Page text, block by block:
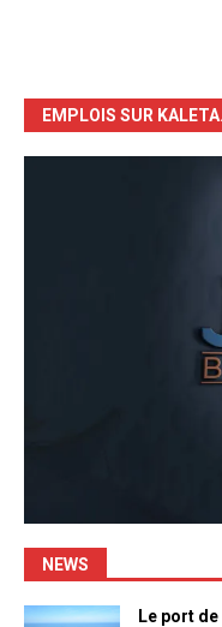
EMPLOIS SUR
NEWS
Le port